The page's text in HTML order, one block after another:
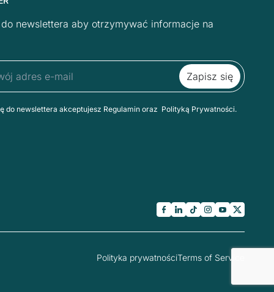
newslettera aby otrzymywać informacje na
do newslettera akceptujesz Regulamin oraz Polityką Prywatności.
Polityka prywatnościTerms of Service